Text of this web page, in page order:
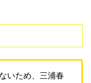
いため、三浦春